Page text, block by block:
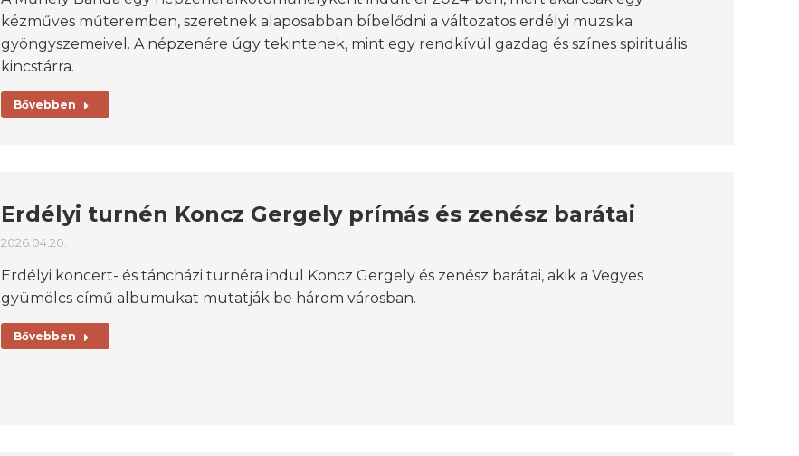
kézműves műteremben, szeretnek alaposabban bíbelődni a változatos erdélyi muzsika
gyöngyszemeivel. A népzenére úgy tekintenek, mint egy rendkívül gazdag és színes spirituális
kincstárra.
Bővebben
Erdélyi turnén Koncz Gergely prímás és zenész barátai
2026.04.20.
Erdélyi koncert- és táncházi turnéra indul Koncz Gergely és zenész barátai, akik a Vegyes
gyümölcs című albumukat mutatják be három városban.
Bővebben